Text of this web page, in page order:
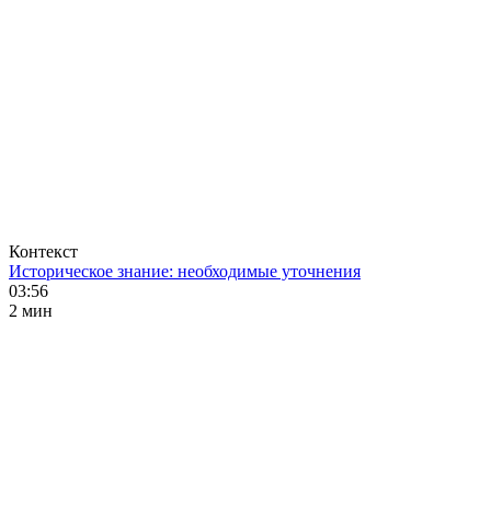
Контекст
Историческое знание: необходимые уточнения
03:56
2 мин